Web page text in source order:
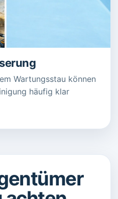
Wartungsstau können
häufig klar